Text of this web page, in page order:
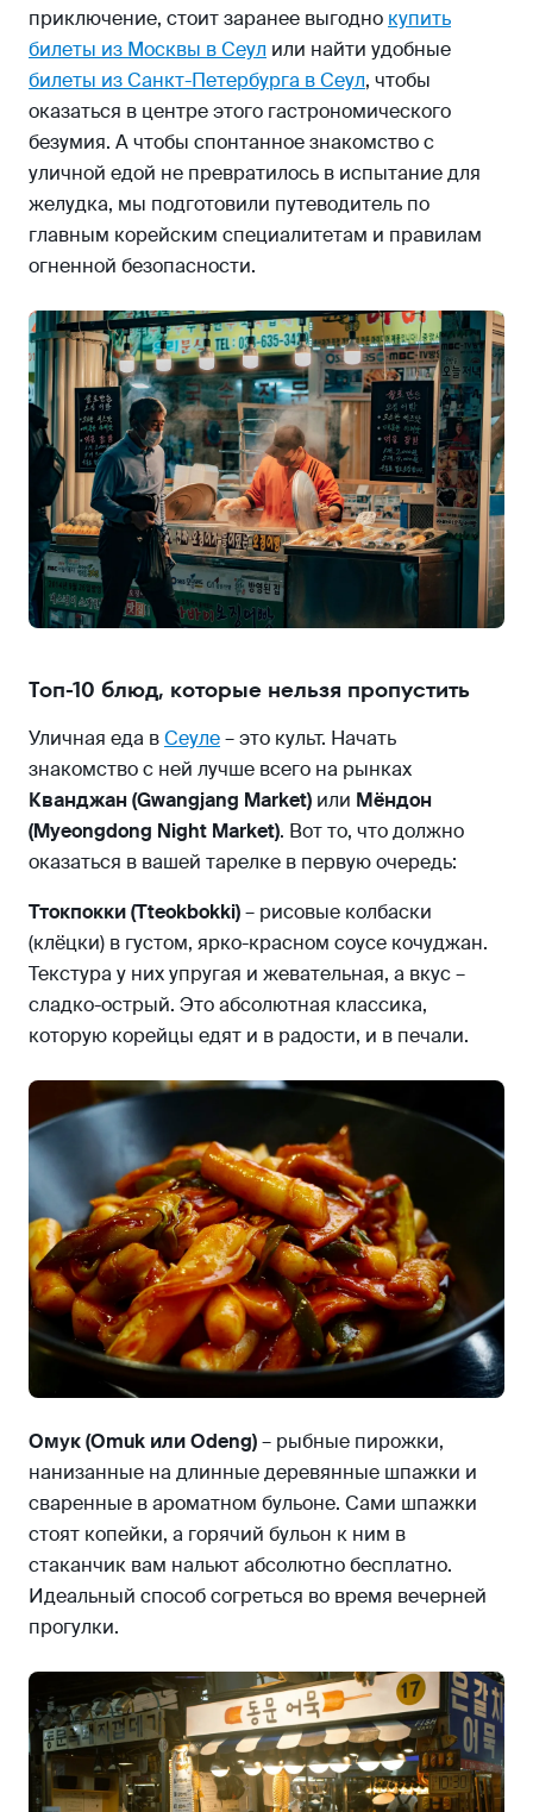
приключение, стоит заранее выгодно купить
билеты из Москвы в Сеул или найти удобные
билеты из Санкт-Петербурга в Сеул, чтобы
оказаться в центре этого гастрономического
безумия. А чтобы спонтанное знакомство с
уличной едой не превратилось в испытание для
желудка, мы подготовили путеводитель по
главным корейским специалитетам и правилам
огненной безопасности.
Топ-10 блюд, которые нельзя пропустить
Уличная еда вСеуле– это культ. Начать
знакомство с ней лучше всего на рынках
Кванджан (Gwangjang Market) или Мёндон
(Myeongdong Night Market). Вот то, что должно
оказаться в вашей тарелке в первую очередь:
Ттокпокки (Tteokbokki)– рисовые колбаски
(клёцки) в густом, ярко-красном соусе кочуджан.
Текстура у них упругая и жевательная, а вкус –
сладко-острый. Это абсолютная классика,
которую корейцы едят и в радости, и в печали.
Омук (Omuk или Odeng)– рыбные пирожки,
нанизанные на длинные деревянные шпажки и
сваренные в ароматном бульоне. Сами шпажки
стоят копейки, а горячий бульон к ним в
стаканчик вам нальют абсолютно бесплатно.
Идеальный способ согреться во время вечерней
прогулки.